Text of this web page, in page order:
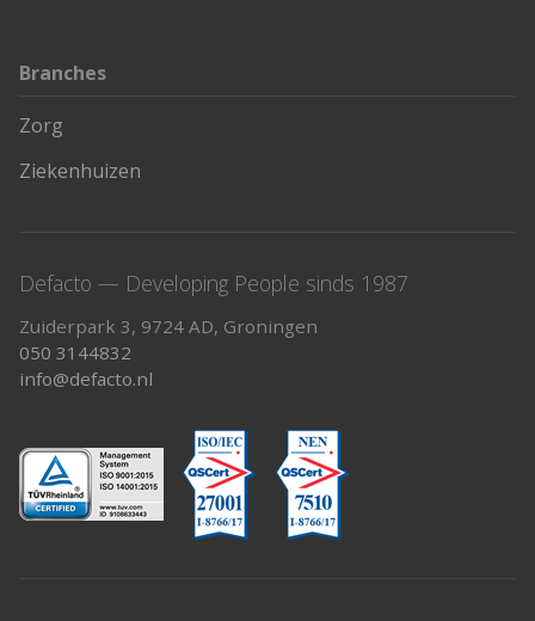
Branches
Zorg
Ziekenhuizen
Defacto — Developing People sinds 1987
Zuiderpark 3, 9724 AD, Groningen
050 3144832
info@defacto.nl